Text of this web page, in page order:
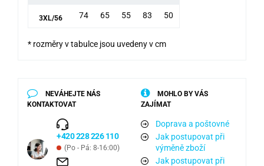
3XL/56 74 65 55 83 50
* rozměry v tabulce jsou uvedeny v cm
NEVÁHEJTE NÁS
KONTAKTOVAT
+420 228 226 110
(Po - Pá: 8-16:00)
MOHLO BY VÁS
ZAJÍMAT
Doprava a poštovné
Jak postupovat při
výměně zboží
Jak postupovat při